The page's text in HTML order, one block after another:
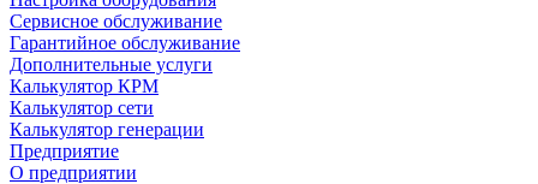
Сервисное обслуживание
Гарантийное обслуживание
Дополнительные услуги
Калькулятор КРМ
Калькулятор сети
Калькулятор генерации
Предприятие
О предприятии